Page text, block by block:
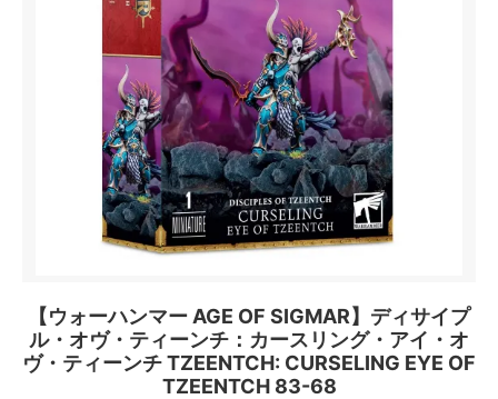
【ウォーハンマー AGE OF SIGMAR】ディサイプ
ル・オヴ・ティーンチ：カースリング・アイ・オ
ヴ・ティーンチ TZEENTCH: CURSELING EYE OF
TZEENTCH 83-68